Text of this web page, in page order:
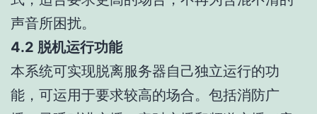
声音所困扰。
4.2 脱机运行功能
本系统可实现脱离服务器自己独立运行的功
能，可运用于要求较高的场合。包括消防广